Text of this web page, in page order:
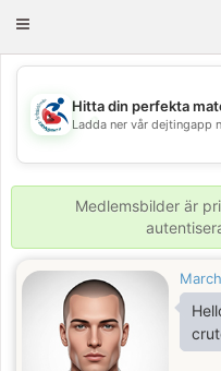
Toggle
💖
Hitta din perfekta
Ladda ner vår dejtingapp
Medlemsbilder är